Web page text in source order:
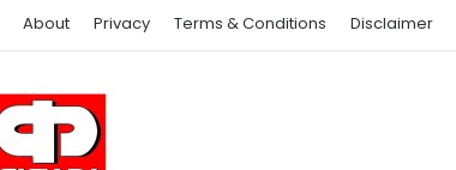
About Privacy Terms & Conditions Disclaimer